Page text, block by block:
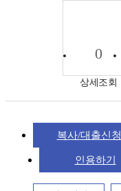
0
상세조회
복사/대출신청
인용하기